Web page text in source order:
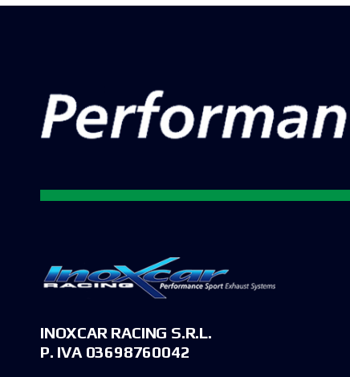
INOXCAR RACING S.R.L.
P. IVA 03698760042